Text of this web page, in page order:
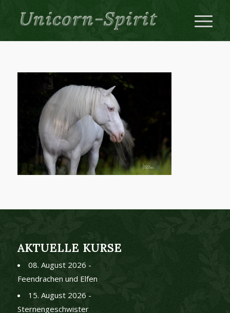
AKTUELLE KURSE
08. August 2026 -
Feendrachen und Elfen
15. August 2026 -
Sternengeschwister